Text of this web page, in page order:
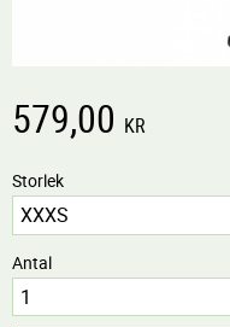
579,00 KR
Storlek
Antal